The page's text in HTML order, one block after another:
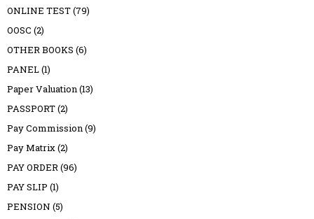
ONLINE TEST(79)
OOSC (2)
OTHER BOOKS (6)
PANEL(1)
Paper Valuation(13)
PASSPORT(2)
Pay Commission(9)
Pay Matrix(2)
PAY ORDER(96)
PAY SLIP (1)
PENSION (5)